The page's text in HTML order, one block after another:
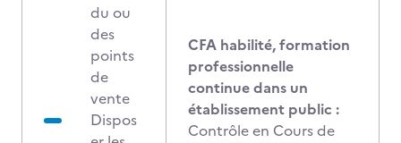
du ou
des
points
de
vente
Dispos
CFA habilité, formation
professionnelle
continue dans un
établissement public :
Contrôle en Cours de